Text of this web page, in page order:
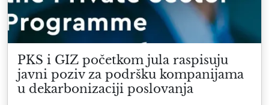
PKS i GIZ početkom jula raspisuju
javni poziv za podršku kompanijama
u dekarbonizaciji poslovanja